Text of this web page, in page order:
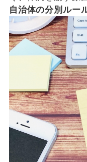
自治体の分別ルー